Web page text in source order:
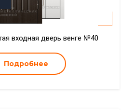
входная дверь венге №40
Подробнее